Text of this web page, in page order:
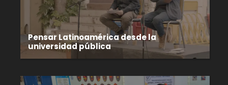
Pensar Latinoamérica desde la
universidad pública